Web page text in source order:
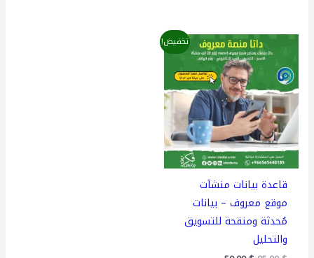
تخفيض!
قاعدة بيانات منشآت
موقع معروف – بيانات
مُحدثة ومنقحة للتسويق
والتحليل
السعر
الأصلي
هو:
85,00 $.
السعر
الحالي
هو:
50,00 $.